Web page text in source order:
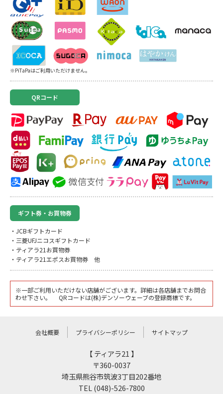
※PiTaPaはご利用いただけません。
QRコード
ギフト券・お買物券
・JCBギフトカード
・三菱UFJニコスギフトカード
・ティアラ21お買物券
・ティアラ21エポスお買物券 他
※一部ご利用いただけない店舗がございます。詳細は各店舗までお問合
わせ下さい。 QRコードは(株)デンソーウェーブの登録商標です。
会社概要 プライバシーポリシー サイトマップ
【 ティアラ21 】
〒360-0037
埼玉県熊谷市筑波3丁目202番地
TEL (048)-526-7800